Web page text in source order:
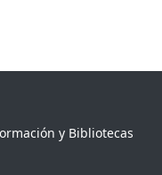
y Bibliotecas